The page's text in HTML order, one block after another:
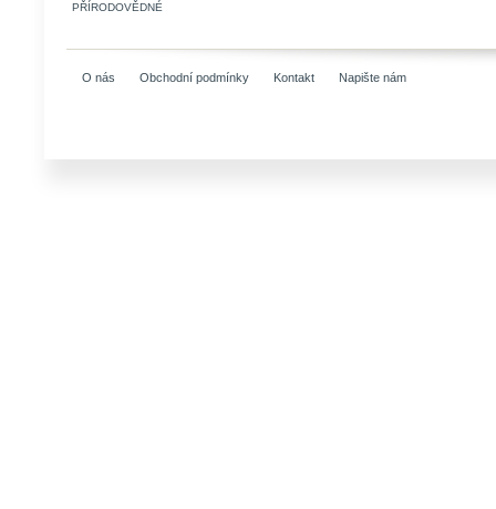
PŘÍRODOVĚDNÉ
O nás Obchodní podmínky Kontakt Napište nám